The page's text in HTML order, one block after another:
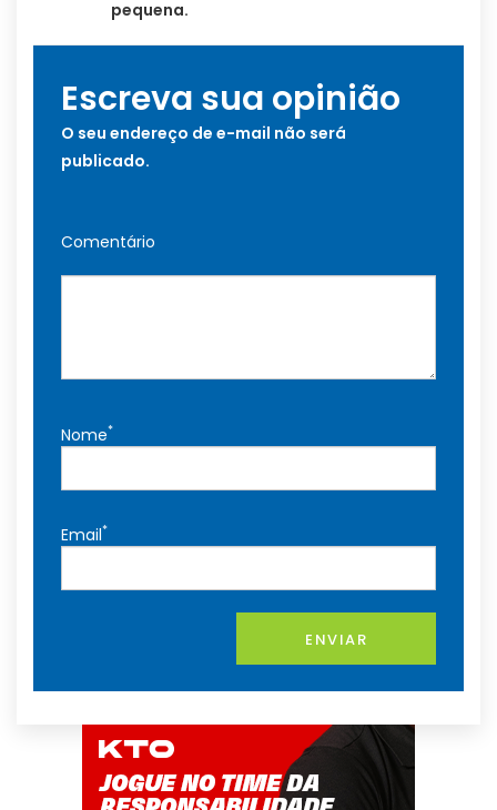
pequena.
Escreva sua opinião
O seu endereço de e-mail não será
publicado.
Comentário
Nome*
Email*
ENVIAR